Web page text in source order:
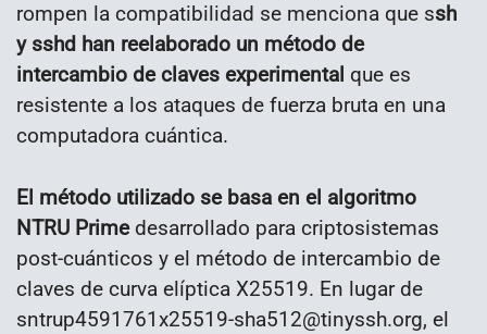
rompen la compatibilidad se menciona que ssh
y sshd han reelaborado un método de
intercambio de claves experimental que es
resistente a los ataques de fuerza bruta en una
computadora cuántica.
El método utilizado se basa en el algoritmo
NTRU Primedesarrollado para criptosistemas
post-cuánticos y el método de intercambio de
claves de curva elíptica X25519. En lugar de
sntrup4591761x25519-sha512@tinyssh.org, el